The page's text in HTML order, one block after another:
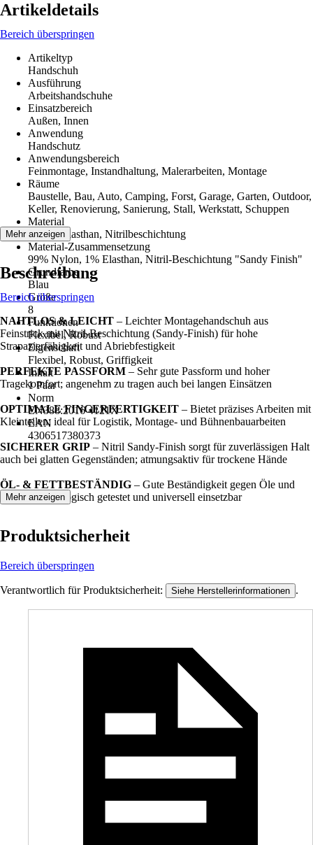
Artikeldetails
Bereich überspringen
Artikeltyp
Handschuh
Ausführung
Arbeitshandschuhe
Einsatzbereich
Außen, Innen
Anwendung
Handschutz
Anwendungsbereich
Feinmontage, Instandhaltung, Malerarbeiten, Montage
Räume
Baustelle, Bau, Auto, Camping, Forst, Garage, Garten, Outdoor,
Keller, Renovierung, Sanierung, Stall, Werkstatt, Schuppen
Material
Nylon, Elasthan, Nitrilbeschichtung
Material-Zusammensetzung
99% Nylon, 1% Elasthan, Nitril-Beschichtung "Sandy Finish"
Grundfarbe
Blau
Größe
8
Funktionen
Flexibel, Robust
Eigenschaft
Flexibel, Robust, Griffigkeit
Inhalt
1 Paar
Norm
EN388:2016 4121X
EAN
4306517380373
Mehr anzeigen
Beschreibung
Bereich überspringen
NAHTLOS & LEICHT – Leichter Montagehandschuh aus
Feinstrick mit Nitril-Beschichtung (Sandy-Finish) für hohe
Strapazierfähigkeit und Abriebfestigkeit
PERFEKTE PASSFORM – Sehr gute Passform und hoher
Tragekomfort; angenehm zu tragen auch bei langen Einsätzen
OPTIMALE FINGERFERTIGKEIT – Bietet präzises Arbeiten mit
Kleinteilen; ideal für Logistik, Montage- und Bühnenbauarbeiten
SICHERER GRIP – Nitril Sandy-Finish sorgt für zuverlässigen Halt
auch bei glatten Gegenständen; atmungsaktiv für trockene Hände
ÖL- & FETTBESTÄNDIG – Gute Beständigkeit gegen Öle und
Fette; dermatologisch getestet und universell einsetzbar
Mehr anzeigen
Produktsicherheit
Bereich überspringen
Verantwortlich für Produktsicherheit: Siehe Herstellerinformationen .